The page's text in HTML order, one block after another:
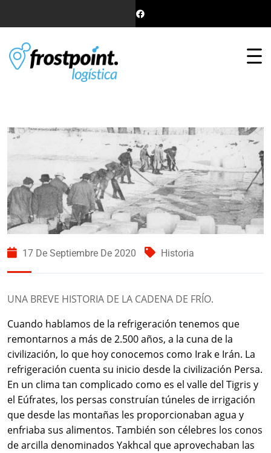
17 De Septiembre De 2020 Historia
UNA BREVE HISTORIA DE LA CADENA DE FRÍO.
Cuando hablamos de la refrigeración tenemos que
remontarnos a más de 2.500 años, a la cuna de la
civilización, lo que hoy conocemos como Irak e Irán. La
refrigeración cuenta su inicio desde la civilización Persa.
En un clima tan complicado como es el valle del Tigris y
el Eúfrates, los persas construían túneles de irrigación
que desde las montañas les proporcionaban agua y
enfriaba sus alimentos. También son célebres los conos
de arcilla denominados Yakhcal que aprovechaban las